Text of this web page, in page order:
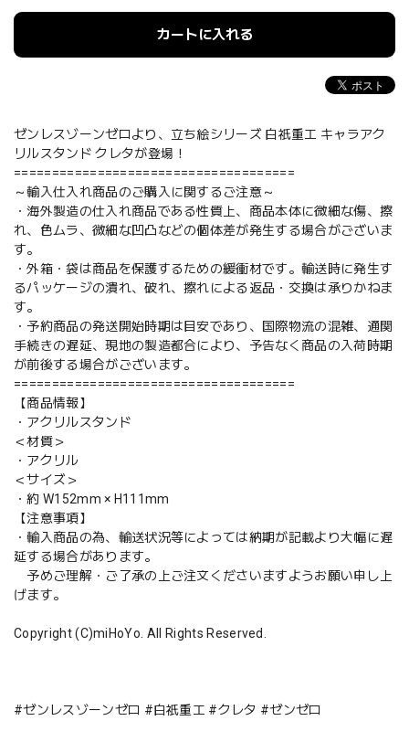
カートに入れる
ゼンレスゾーンゼロより、立ち絵シリーズ 白祇重工 キャラアク
リルスタンド クレタが登場！
=====================================
～輸入仕入れ商品のご購入に関するご注意～
・海外製造の仕入れ商品である性質上、商品本体に微細な傷、擦
れ、色ムラ、微細な凹凸などの個体差が発生する場合がございま
す。
・外箱・袋は商品を保護するための緩衝材です。輸送時に発生す
るパッケージの潰れ、破れ、擦れによる返品・交換は承りかねま
す。
・予約商品の発送開始時期は目安であり、国際物流の混雑、通関
手続きの遅延、現地の製造都合により、予告なく商品の入荷時期
が前後する場合がございます。
=====================================
【商品情報】
・アクリルスタンド
＜材質＞
・アクリル
＜サイズ＞
・約 W152mm × H111mm
【注意事項】
・輸入商品の為、輸送状況等によっては納期が記載より大幅に遅
延する場合があります。
予めご理解・ご了承の上ご注文くださいますようお願い申し上
げます。
Copyright (C)miHoYo. All Rights Reserved.
#ゼンレスゾーンゼロ #白祇重工 #クレタ #ゼンゼロ